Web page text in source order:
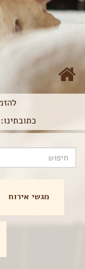
כתובתינו:
מגשי אירוח